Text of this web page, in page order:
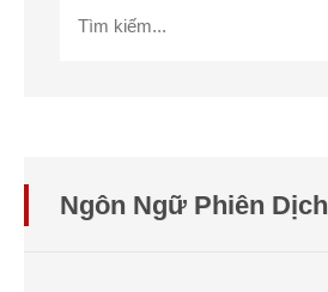
Ngôn Ngữ Phiên Dịch